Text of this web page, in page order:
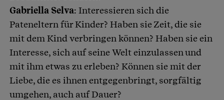
Gabriella Selva: Interessieren sich die
Pateneltern für Kinder? Haben sie Zeit, die sie
mit dem Kind verbringen können? Haben sie ein
Interesse, sich auf seine Welt einzulassen und
mit ihm etwas zu erleben? Können sie mit der
Liebe, die es ihnen entgegenbringt, sorgfältig
umgehen, auch auf Dauer?